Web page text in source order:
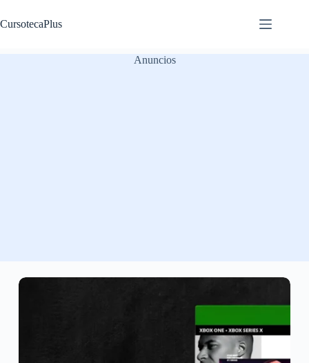
al
contenido
CursotecaPlus
Anuncios